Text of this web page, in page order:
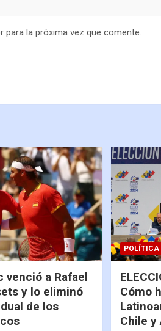
para la próxima vez que comente.
venció a Rafael
y lo eliminó
de los
POLÍTICA
Cómo
Chile y